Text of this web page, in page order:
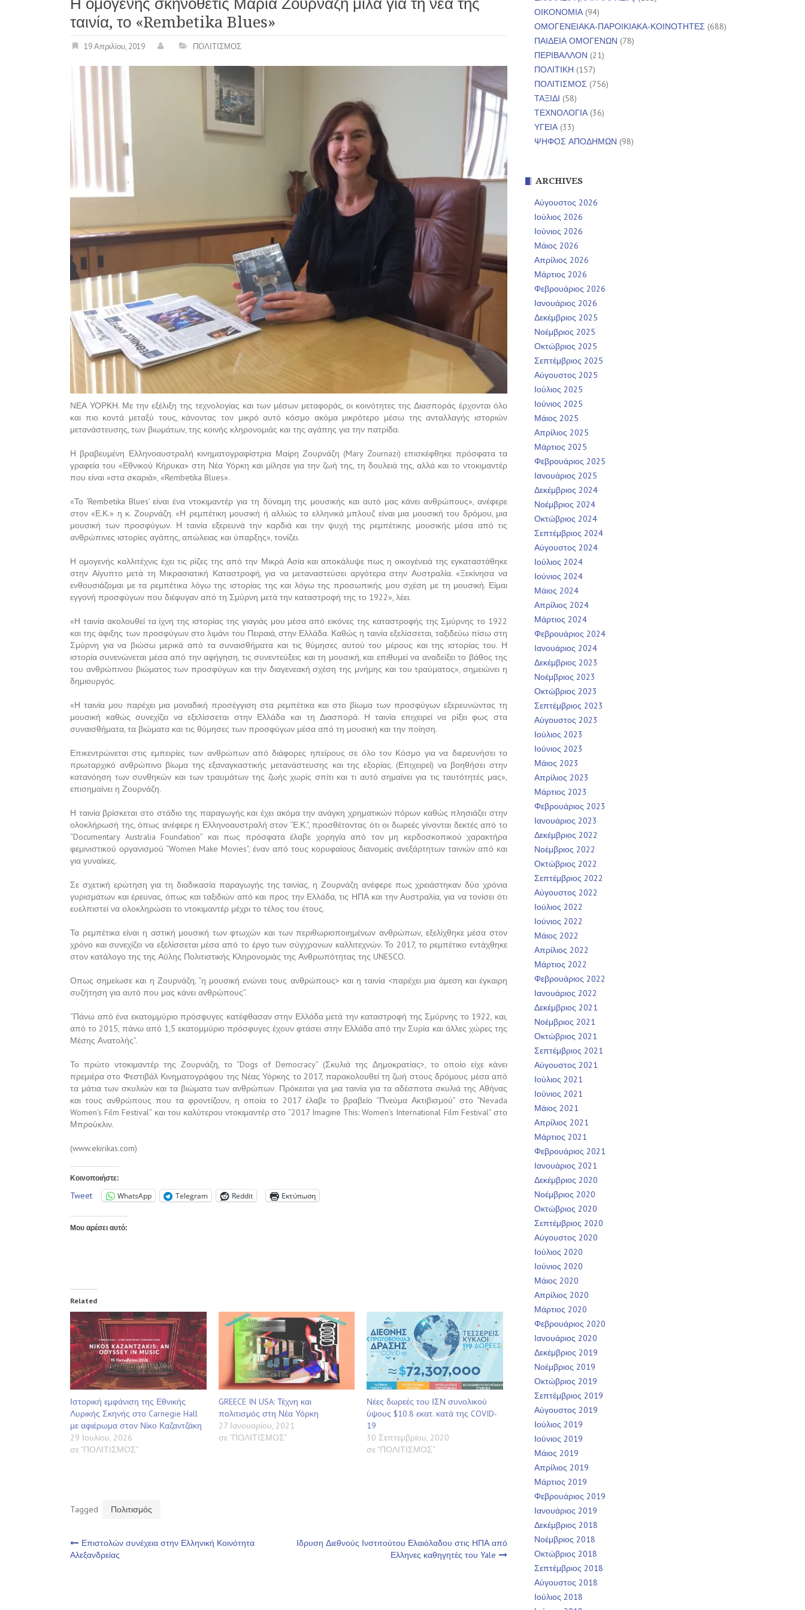
ταινία, το «Rembetika Blues»
19 Απριλίου, 2019 ΠΟΛΙΤΙΣΜΟΣ
ΝΕΑ ΥΟΡΚΗ. Με την εξέλιξη της τεχνολογίας και των μέσων μεταφοράς, οι κοινότητες της Διασποράς έρχονται όλο
και πιο κοντά μεταξύ τους, κάνοντας τον μικρό αυτό κόσμο ακόμα μικρότερο μέσω της ανταλλαγής ιστοριών
μετανάστευσης, των βιωμάτων, της κοινής κληρονομιάς και της αγάπης για την πατρίδα.
Η βραβευμένη Ελληνοαυστραλή κινηματογραφίστρια Μαίρη Ζουρνάζη (Mary Zournazi) επισκέφθηκε πρόσφατα τα
γραφεία του «Εθνικού Κήρυκα» στη Νέα Υόρκη και μίλησε για την ζωή της, τη δουλειά της, αλλά και το ντοκιμαντέρ
που είναι «στα σκαριά», «Rembetika Blues».
«Το ‘Rembetika Blues’ είναι ένα ντοκιμαντέρ για τη δύναμη της μουσικής και αυτό μας κάνει ανθρώπους», ανέφερε
στον «Ε.Κ.» η κ. Ζουρνάζη. «Η ρεμπέτικη μουσική ή αλλιώς τα ελληνικά μπλουζ είναι μια μουσική του δρόμου, μια
μουσική των προσφύγων. Η ταινία εξερευνά την καρδιά και την ψυχή της ρεμπέτικης μουσικής μέσα από τις
ανθρώπινες ιστορίες αγάπης, απώλειας και ύπαρξης», τονίζει.
Η ομογενής καλλιτέχνις έχει τις ρίζες της από την Μικρά Ασία και αποκάλυψε πως η οικογένειά της εγκαταστάθηκε
στην Αίγυπτο μετά τη Μικρασιατική Καταστροφή, για να μεταναστεύσει αργότερα στην Αυστραλία. «Ξεκίνησα να
ενθουσιάζομαι με τα ρεμπέτικα λόγω της ιστορίας της και λόγω της προσωπικής μου σχέση με τη μουσική. Είμαι
εγγονή προσφύγων που διέφυγαν από τη Σμύρνη μετά την καταστροφή της το 1922», λέει.
«Η ταινία ακολουθεί τα ίχνη της ιστορίας της γιαγιάς μου μέσα από εικόνες της καταστροφής της Σμύρνης το 1922
και της άφιξης των προσφύγων στο λιμάνι του Πειραιά, στην Ελλάδα. Καθώς η ταινία εξελίσσεται, ταξιδεύω πίσω στη
Σμύρνη για να βιώσω μερικά από τα συναισθήματα και τις θύμησες αυτού του μέρους και της ιστορίας του. Η
ιστορία συνενώνεται μέσα από την αφήγηση, τις συνεντεύξεις και τη μουσική, και επιθυμεί να αναδείξει το βάθος της
του ανθρώπινου βιώματος των προσφύγων και την διαγενεακή σχέση της μνήμης και του τραύματος», σημειώνει η
δημιουργός.
«Η ταινία μου παρέχει μια μοναδική προσέγγιση στα ρεμπέτικα και στο βίωμα των προσφύγων εξερευνώντας τη
μουσική καθώς συνεχίζει να εξελίσσεται στην Ελλάδα και τη Διασπορά. Η ταινία επιχειρεί να ρίξει φως στα
συναισθήματα, τα βιώματα και τις θύμησες των προσφύγων μέσα από τη μουσική και την ποίηση.
Επικεντρώνεται στις εμπειρίες των ανθρώπων από διάφορες ηπείρους σε όλο τον Κόσμο για να διερευνήσει το
πρωταρχικό ανθρώπινο βίωμα της εξαναγκαστικής μετανάστευσης και της εξορίας. (Επιχειρεί) να βοηθήσει στην
κατανόηση των συνθηκών και των τραυμάτων της ζωής χωρίς σπίτι και τι αυτό σημαίνει για τις ταυτότητές μας»,
επισημαίνει η Ζουρνάζη.
Η ταινία βρίσκεται στο στάδιο της παραγωγής και έχει ακόμα την ανάγκη χρηματικών πόρων καθώς πλησιάζει στην
ολοκλήρωσή της, όπως ανέφερε η Ελληνοαυστραλή στον “Ε.Κ.”, προσθέτοντας ότι οι δωρεές γίνονται δεκτές από το
“Documentary Australia Foundation” και πως πρόσφατα έλαβε χορηγία από τον μη κερδοσκοπικού χαρακτήρα
φεμινιστικού οργανισμού “Women Make Movies”, έναν από τους κορυφαίους διανομείς ανεξάρτητων ταινιών από και
για γυναίκες.
Σε σχετική ερώτηση για τη διαδικασία παραγωγής της ταινίας, η Ζουρνάζη ανέφερε πως χρειάστηκαν δύο χρόνια
γυρισμάτων και έρευνας, όπως και ταξιδιών από και προς την Ελλάδα, τις ΗΠΑ και την Αυστραλία, για να τονίσει ότι
ευελπιστεί να ολοκληρώσει το ντοκιμαντέρ μέχρι το τέλος του έτους.
Τα ρεμπέτικα είναι η αστική μουσική των φτωχών και των περιθωριοποιημένων ανθρώπων, εξελίχθηκε μέσα στον
χρόνο και συνεχίζει να εξελίσσεται μέσα από το έργο των σύγχρονων καλλιτεχνών. Το 2017, το ρεμπέτικο εντάχθηκε
στον κατάλογο της της Αϋλης Πολιτιστικής Κληρονομιάς της Ανθρωπότητας της UNESCO.
Οπως σημείωσε και η Ζουρνάζη, “η μουσική ενώνει τους ανθρώπους> και η ταινία <παρέχει μια άμεση και έγκαιρη
συζήτηση για αυτό που μας κάνει ανθρώπους”.
“Πάνω από ένα εκατομμύριο πρόσφυγες κατέφθασαν στην Ελλάδα μετά την καταστροφή της Σμύρνης το 1922, και,
από το 2015, πάνω από 1,5 εκατομμύριο πρόσφυγες έχουν φτάσει στην Ελλάδα από την Συρία και άλλες χώρες της
Μέσης Ανατολής”.
Το πρώτο ντοκιμαντέρ της Ζουρνάζη, το “Dogs of Democracy” (Σκυλιά της Δημοκρατίας>, το οποίο είχε κάνει
πρεμιέρα στο Φεστιβάλ Κινηματογράφου της Νέας Υόρκης το 2017, παρακολουθεί τη ζωή στους δρόμους μέσα από
τα μάτια των σκυλιών και τα βιώματα των ανθρώπων. Πρόκειται για μια ταινία για τα αδέσποτα σκυλιά της Αθήνας
και τους ανθρώπους που τα φροντίζουν, η οποία το 2017 έλαβε το βραβείο “Πνεύμα Ακτιβισμού” στο “Nevada
Women’s Film Festival” και του καλύτερου ντοκιμαντέρ στο “2017 Imagine This: Women’s International Film Festival” στο
Μπρούκλιν.
(www.ekirikas.com)
Κοινοποιήστε:
Tweet WhatsApp Telegram Reddit Εκτύπωση
Μου αρέσει αυτό:
Related
Ιστορική εμφάνιση της Εθνικής
Λυρικής Σκηνής στο Carnegie Hall
με αφιέρωμα στον Νίκο Καζαντζάκη
29 Ιουλίου, 2026
σε "ΠΟΛΙΤΙΣΜΟΣ"
GREECE IN USA: Τέχνη και
πολιτισμός στη Νέα Υόρκη
27 Ιανουαρίου, 2021
σε "ΠΟΛΙΤΙΣΜΟΣ"
Νέες δωρεές του ΙΣΝ συνολικού
ύψους $10.8 εκατ. κατά της COVID-
19
30 Σεπτεμβρίου, 2020
σε "ΠΟΛΙΤΙΣΜΟΣ"
Tagged Πολιτισμός
Πλοήγηση
Επιστολών συνέχεια στην Ελληνική Κοινότητα
Αλεξανδρείας
Ιδρυση Διεθνούς Ινστιτούτου Ελαιόλαδου στις ΗΠΑ από
Ελληνες καθηγητές του Yale
ΟΙΚΟΝΟΜΙΑ(94)
ΟΜΟΓΕΝΕΙΑΚΑ-ΠΑΡΟΙΚΙΑΚΑ-ΚΟΙΝΟΤΗΤΕΣ (688)
ΠΑΙΔΕΙΑ ΟΜΟΓΕΝΩΝ (78)
ΠΕΡΙΒΑΛΛΟΝ (21)
ΠΟΛΙΤΙΚΗ (157)
ΠΟΛΙΤΙΣΜΟΣ (756)
ΤΑΞΙΔΙ (58)
ΤΕΧΝΟΛΟΓΙΑ(36)
ΥΓΕΙΑ(33)
ΨΗΦΟΣ ΑΠΟΔΗΜΩΝ (98)
ARCHIVES
Αύγουστος 2026
Ιούλιος 2026
Ιούνιος 2026
Μάιος 2026
Απρίλιος 2026
Μάρτιος 2026
Φεβρουάριος 2026
Ιανουάριος 2026
Δεκέμβριος 2025
Νοέμβριος 2025
Οκτώβριος 2025
Σεπτέμβριος 2025
Αύγουστος 2025
Ιούλιος 2025
Ιούνιος 2025
Μάιος 2025
Απρίλιος 2025
Μάρτιος 2025
Φεβρουάριος 2025
Ιανουάριος 2025
Δεκέμβριος 2024
Νοέμβριος 2024
Οκτώβριος 2024
Σεπτέμβριος 2024
Αύγουστος 2024
Ιούλιος 2024
Ιούνιος 2024
Μάιος 2024
Απρίλιος 2024
Μάρτιος 2024
Φεβρουάριος 2024
Ιανουάριος 2024
Δεκέμβριος 2023
Νοέμβριος 2023
Οκτώβριος 2023
Σεπτέμβριος 2023
Αύγουστος 2023
Ιούλιος 2023
Ιούνιος 2023
Μάιος 2023
Απρίλιος 2023
Μάρτιος 2023
Φεβρουάριος 2023
Ιανουάριος 2023
Δεκέμβριος 2022
Νοέμβριος 2022
Οκτώβριος 2022
Σεπτέμβριος 2022
Αύγουστος 2022
Ιούλιος 2022
Ιούνιος 2022
Μάιος 2022
Απρίλιος 2022
Μάρτιος 2022
Φεβρουάριος 2022
Ιανουάριος 2022
Δεκέμβριος 2021
Νοέμβριος 2021
Οκτώβριος 2021
Σεπτέμβριος 2021
Αύγουστος 2021
Ιούλιος 2021
Ιούνιος 2021
Μάιος 2021
Απρίλιος 2021
Μάρτιος 2021
Φεβρουάριος 2021
Ιανουάριος 2021
Δεκέμβριος 2020
Νοέμβριος 2020
Οκτώβριος 2020
Σεπτέμβριος 2020
Αύγουστος 2020
Ιούλιος 2020
Ιούνιος 2020
Μάιος 2020
Απρίλιος 2020
Μάρτιος 2020
Φεβρουάριος 2020
Ιανουάριος 2020
Δεκέμβριος 2019
Νοέμβριος 2019
Οκτώβριος 2019
Σεπτέμβριος 2019
Αύγουστος 2019
Ιούλιος 2019
Ιούνιος 2019
Μάιος 2019
Απρίλιος 2019
Μάρτιος 2019
Φεβρουάριος 2019
Ιανουάριος 2019
Δεκέμβριος 2018
Νοέμβριος 2018
Οκτώβριος 2018
Σεπτέμβριος 2018
Αύγουστος 2018
Ιούλιος 2018